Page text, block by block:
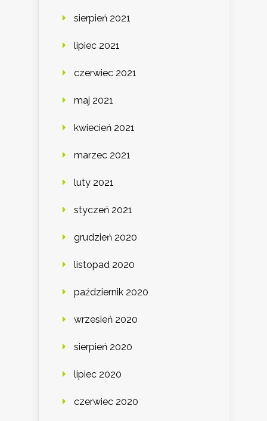
sierpień 2021
lipiec 2021
czerwiec 2021
maj 2021
kwiecień 2021
marzec 2021
luty 2021
styczeń 2021
grudzień 2020
listopad 2020
październik 2020
wrzesień 2020
sierpień 2020
lipiec 2020
czerwiec 2020